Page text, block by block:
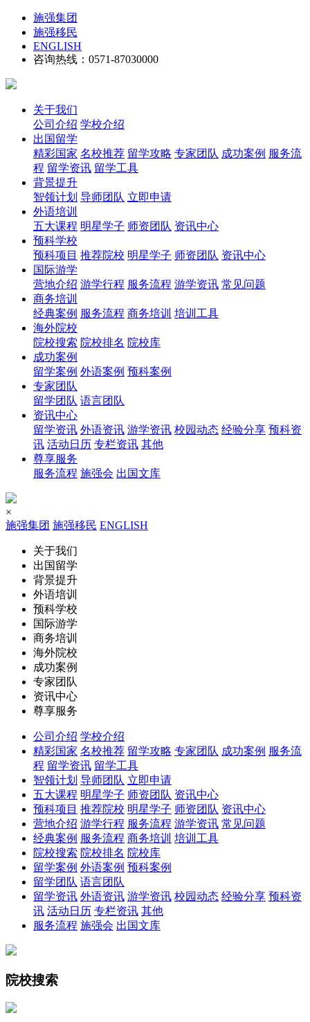
施强集团
施强移民
ENGLISH
咨询热线：0571-87030000
关于我们
公司介绍 学校介绍
出国留学
精彩国家 名校推荐 留学攻略 专家团队 成功案例 服务流
程 留学资讯 留学工具
背景提升
智领计划 导师团队 立即申请
外语培训
五大课程 明星学子 师资团队 资讯中心
预科学校
预科项目 推荐院校 明星学子 师资团队 资讯中心
国际游学
营地介绍 游学行程 服务流程 游学资讯 常见问题
商务培训
经典案例 服务流程 商务培训 培训工具
海外院校
院校搜索 院校排名 院校库
成功案例
留学案例 外语案例 预科案例
专家团队
留学团队 语言团队
资讯中心
留学资讯 外语资讯 游学资讯 校园动态 经验分享 预科资
讯 活动日历 专栏资讯 其他
尊享服务
服务流程 施强会 出国文库
×
施强集团 施强移民 ENGLISH
关于我们
出国留学
背景提升
外语培训
预科学校
国际游学
商务培训
海外院校
成功案例
专家团队
资讯中心
尊享服务
公司介绍 学校介绍
精彩国家 名校推荐 留学攻略 专家团队 成功案例 服务流
程 留学资讯 留学工具
智领计划 导师团队 立即申请
五大课程 明星学子 师资团队 资讯中心
预科项目 推荐院校 明星学子 师资团队 资讯中心
营地介绍 游学行程 服务流程 游学资讯 常见问题
经典案例 服务流程 商务培训 培训工具
院校搜索 院校排名 院校库
留学案例 外语案例 预科案例
留学团队 语言团队
留学资讯 外语资讯 游学资讯 校园动态 经验分享 预科资
讯 活动日历 专栏资讯 其他
服务流程 施强会 出国文库
院校搜索